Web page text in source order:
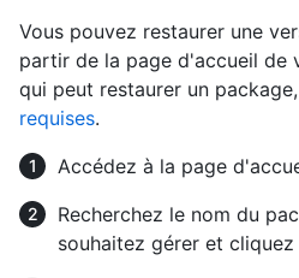
Vous pouvez restaurer une
partir de la page d'accueil de
qui peut restaurer un
requises.
Accédez à la page
Recherchez le nom du
souhaitez gérer et cliquez